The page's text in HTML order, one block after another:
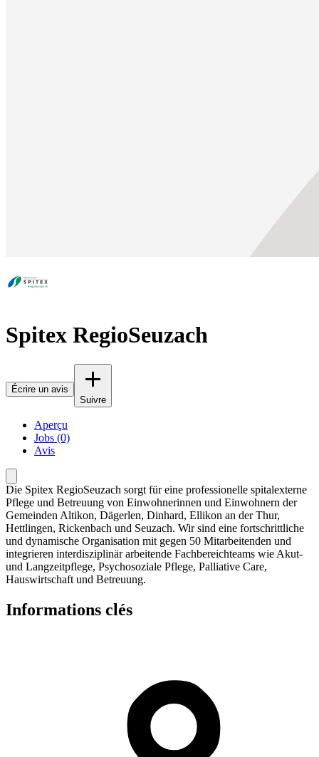
Spitex RegioSeuzach
Écrire un avis
Suivre
Aperçu
Jobs (0)
Avis
Die Spitex RegioSeuzach sorgt für eine professionelle spitalexterne
Pflege und Betreuung von Einwohnerinnen und Einwohnern der
Gemeinden Altikon, Dägerlen, Dinhard, Ellikon an der Thur,
Hettlingen, Rickenbach und Seuzach. Wir sind eine fortschrittliche
und dynamische Organisation mit gegen 50 Mitarbeitenden und
integrieren interdisziplinär arbeitende Fachbereichteams wie Akut-
und Langzeitpflege, Psychosoziale Pflege, Palliative Care,
Hauswirtschaft und Betreuung.
Informations clés